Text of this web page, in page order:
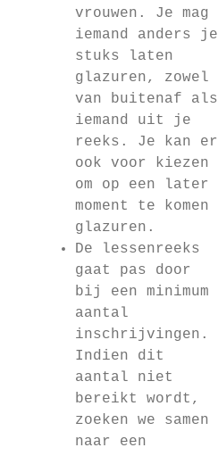
vrouwen. Je mag
iemand anders je
stuks laten
glazuren, zowel
van buitenaf als
iemand uit je
reeks. Je kan er
ook voor kiezen
om op een later
moment te komen
glazuren.
De lessenreeks
gaat pas door
bij een minimum
aantal
inschrijvingen.
Indien dit
aantal niet
bereikt wordt,
zoeken we samen
naar een